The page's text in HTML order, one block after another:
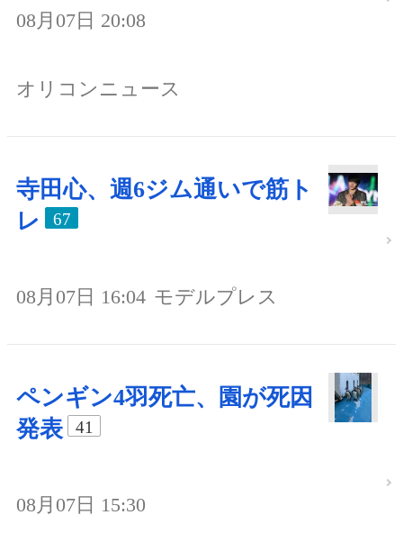
08月07日 20:08
オリコンニュース
寺田心、週6ジム通いで筋ト
レ
67
08月07日 16:04 モデルプレス
ペンギン4羽死亡、園が死因
発表
41
08月07日 15:30